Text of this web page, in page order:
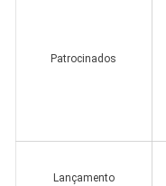
Patrocinados
Lançamento